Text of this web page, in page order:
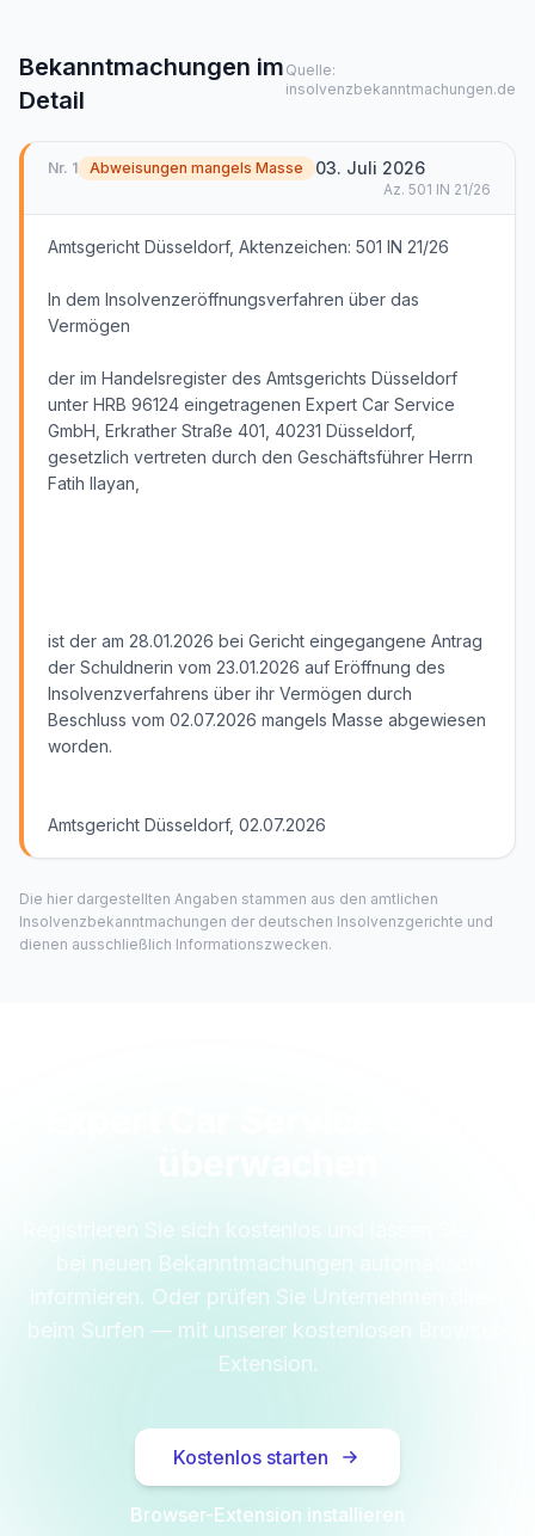
Bekanntmachungen im
Detail
Quelle:
insolvenzbekanntmachungen.de
Nr. 1 Abweisungen mangels Masse 03. Juli 2026
Az. 501 IN 21/26
Amtsgericht Düsseldorf, Aktenzeichen: 501 IN 21/26
In dem Insolvenzeröffnungsverfahren über das
Vermögen
der im Handelsregister des Amtsgerichts Düsseldorf
unter HRB 96124 eingetragenen Expert Car Service
GmbH, Erkrather Straße 401, 40231 Düsseldorf,
gesetzlich vertreten durch den Geschäftsführer Herrn
Fatih Ilayan,
ist der am 28.01.2026 bei Gericht eingegangene Antrag
der Schuldnerin vom 23.01.2026 auf Eröffnung des
Insolvenzverfahrens über ihr Vermögen durch
Beschluss vom 02.07.2026 mangels Masse abgewiesen
worden.
Amtsgericht Düsseldorf, 02.07.2026
Die hier dargestellten Angaben stammen aus den amtlichen
Insolvenzbekanntmachungen der deutschen Insolvenzgerichte und
dienen ausschließlich Informationszwecken.
Registrieren Sie sich kostenlos und lassen Sie sich
bei neuen Bekanntmachungen automatisch
informieren. Oder prüfen Sie Unternehmen direkt
beim Surfen — mit unserer kostenlosen Browser-
Extension.
Kostenlos starten
Browser-Extension installieren